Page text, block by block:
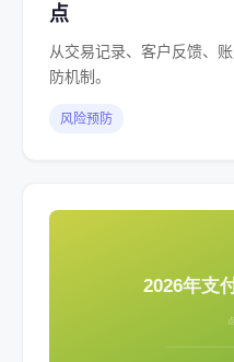
点
从交易记录、客户反馈、
防机制。
风险预防